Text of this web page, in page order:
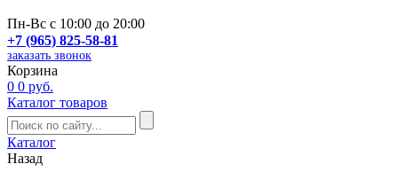
Пн-Вс с 10:00 до 20:00
+7 (965) 825-58-81
заказать звонок
Корзина
0 0 руб.
Каталог товаров
Каталог
Назад